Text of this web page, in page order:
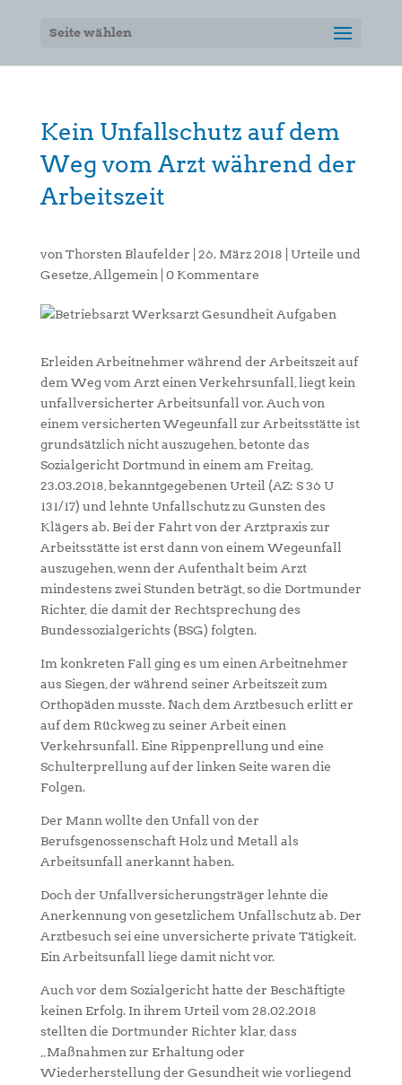
Seite wählen
Kein Unfallschutz auf dem
Weg vom Arzt während der
Arbeitszeit
von Thorsten Blaufelder 26. März 2018
Urteile und
Gesetze Allgemein 0 Kommentare
Erleiden Arbeitnehmer während der Arbeitszeit auf
dem Weg vom Arzt einen Verkehrsunfall, liegt kein
unfallversicherter Arbeitsunfall vor. Auch von
einem versicherten Wegeunfall zur Arbeitsstätte ist
grundsätzlich nicht auszugehen, betonte das
Sozialgericht Dortmund in einem am Freitag,
23.03.2018, bekanntgegebenen Urteil (AZ: S 36 U
131/17) und lehnte Unfallschutz zu Gunsten des
Klägers ab. Bei der Fahrt von der Arztpraxis zur
Arbeitsstätte ist erst dann von einem Wegeunfall
auszugehen, wenn der Aufenthalt beim Arzt
mindestens zwei Stunden beträgt, so die Dortmunder
Richter, die damit der Rechtsprechung des
Bundessozialgerichts (BSG) folgten.
Im konkreten Fall ging es um einen Arbeitnehmer
aus Siegen, der während seiner Arbeitszeit zum
Orthopäden musste. Nach dem Arztbesuch erlitt er
auf dem Rückweg zu seiner Arbeit einen
Verkehrsunfall. Eine Rippenprellung und eine
Schulterprellung auf der linken Seite waren die
Folgen.
Der Mann wollte den Unfall von der
Berufsgenossenschaft Holz und Metall als
Arbeitsunfall anerkannt haben.
Doch der Unfallversicherungsträger lehnte die
Anerkennung von gesetzlichem Unfallschutz ab. Der
Arztbesuch sei eine unversicherte private Tätigkeit.
Ein Arbeitsunfall liege damit nicht vor.
Auch vor dem Sozialgericht hatte der Beschäftigte
keinen Erfolg. In ihrem Urteil vom 28.02.2018
stellten die Dortmunder Richter klar, dass
„Maßnahmen zur Erhaltung oder
Wiederherstellung der Gesundheit wie vorliegend